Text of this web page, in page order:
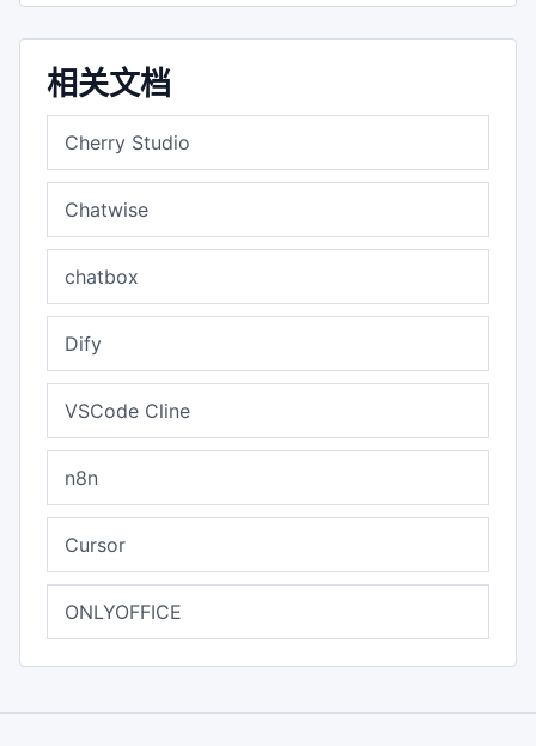
相关文档
Cherry Studio
Chatwise
chatbox
Dify
VSCode Cline
n8n
Cursor
ONLYOFFICE